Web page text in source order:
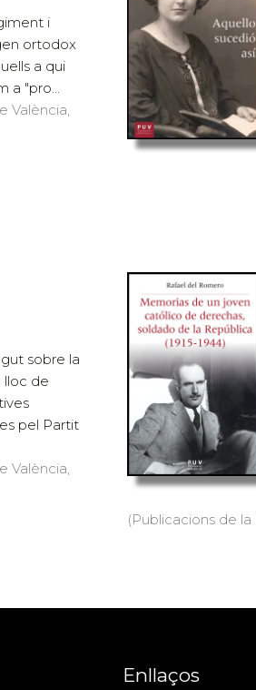
i
ortodox
a qui
a "pro...
València,
sobre la
lloc de
pel Partit
València,
(Publicacions de la
Enllaços